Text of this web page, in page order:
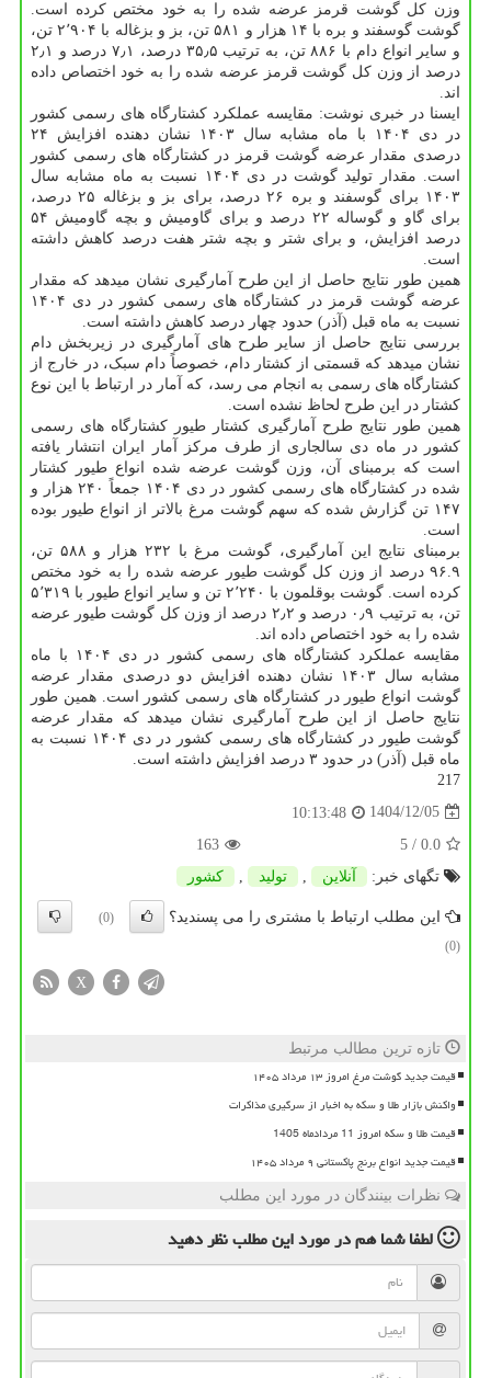
وزن کل گوشت قرمز عرضه شده را به خود مختص کرده است.
گوشت گوسفند و بره با ۱۴ هزار و ۵۸۱ تن، بز و بزغاله با ۲٬۹۰۴ تن،
و سایر انواع دام با ۸۸۶ تن، به ترتیب ۳۵٫۵ درصد، ۷٫۱ درصد و ۲٫۱
درصد از وزن کل گوشت قرمز عرضه شده را به خود اختصاص داده
اند.
ایسنا در خبری نوشت: مقایسه عملکرد کشتارگاه های رسمی کشور
در دی ۱۴۰۴ با ماه مشابه سال ۱۴۰۳ نشان دهنده افزایش ۲۴
درصدی مقدار عرضه گوشت قرمز در کشتارگاه های رسمی کشور
است. مقدار تولید گوشت در دی ۱۴۰۴ نسبت به ماه مشابه سال
۱۴۰۳ برای گوسفند و بره ۲۶ درصد، برای بز و بزغاله ۲۵ درصد،
برای گاو و گوساله ۲۲ درصد و برای گاومیش و بچه گاومیش ۵۴
درصد افزایش، و برای شتر و بچه شتر هفت درصد کاهش داشته
است.
همین طور نتایج حاصل از این طرح آمارگیری نشان میدهد که مقدار
عرضه گوشت قرمز در کشتارگاه های رسمی کشور در دی ۱۴۰۴
نسبت به ماه قبل (آذر) حدود چهار درصد کاهش داشته است.
بررسی نتایج حاصل از سایر طرح های آمارگیری در زیربخش دام
نشان میدهد که قسمتی از کشتار دام، خصوصاً دام سبک، در خارج از
کشتارگاه های رسمی به انجام می رسد، که آمار در ارتباط با این نوع
کشتار در این طرح لحاظ نشده است.
همین طور نتایج طرح آمارگیری کشتار طیور کشتارگاه های رسمی
کشور در ماه دی سالجاری از طرف مرکز آمار ایران انتشار یافته
است که برمبنای آن، وزن گوشت عرضه شده انواع طیور کشتار
شده در کشتارگاه های رسمی کشور در دی ۱۴۰۴ جمعاً ۲۴۰ هزار و
۱۴۷ تن گزارش شده که سهم گوشت مرغ بالاتر از انواع طیور بوده
است.
برمبنای نتایج این آمارگیری، گوشت مرغ با ۲۳۲ هزار و ۵۸۸ تن،
۹۶.۹ درصد از وزن کل گوشت طیور عرضه شده را به خود مختص
کرده است. گوشت بوقلمون با ۲٬۲۴۰ تن و سایر انواع طیور با ۵٬۳۱۹
تن، به ترتیب ۰٫۹ درصد و ۲٫۲ درصد از وزن کل گوشت طیور عرضه
شده را به خود اختصاص داده اند.
مقایسه عملکرد کشتارگاه های رسمی کشور در دی ۱۴۰۴ با ماه
مشابه سال ۱۴۰۳ نشان دهنده افزایش دو درصدی مقدار عرضه
گوشت انواع طیور در کشتارگاه های رسمی کشور است. همین طور
نتایج حاصل از این طرح آمارگیری نشان میدهد که مقدار عرضه
گوشت طیور در کشتارگاه های رسمی کشور در دی ۱۴۰۴ نسبت به
ماه قبل (آذر) در حدود ۳ درصد افزایش داشته است.
217
1404/12/05
10:13:48
0.0
/ 5
163
تگهای خبر:
آنلاین , تولید , كشور
این مطلب ارتباط با مشتری را می پسندید؟
(0)
(0)
X
تازه ترین مطالب مرتبط
قیمت جدید گوشت مرغ امروز ۱۳ مرداد ۱۴۰۵
واکنش بازار طلا و سکه به اخبار از سرگیری مذاکرات
قیمت طلا و سکه امروز 11 مردادماه 1405
قیمت جدید انواع برنج پاکستانی ۹ مرداد ۱۴۰۵
نظرات بینندگان در مورد این مطلب
لطفا شما همدر مورد این مطلبنظر دهید